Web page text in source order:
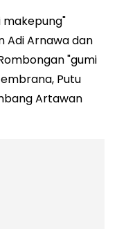
makepung"
Adi Arnawa dan
"gumi
Putu
Artawan